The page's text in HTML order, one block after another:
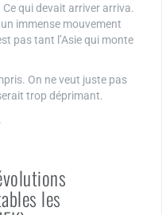
qui devait arriver arriva.
immense mouvement
pas tant l’Asie qui monte
On ne veut juste pas
trop déprimant.
les